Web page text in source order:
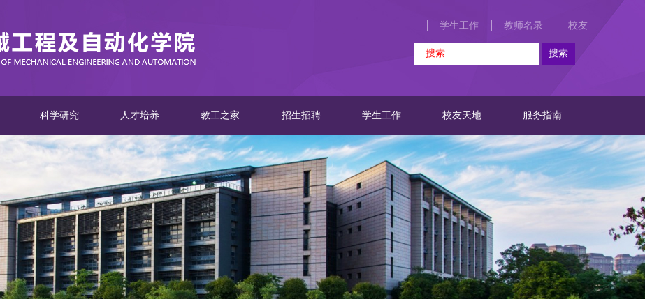
学生工作 教师名录 校友
科学研究 人才培养 教工之家 招生招聘 学生工作 校友天地 服务指南